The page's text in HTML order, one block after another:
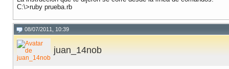
C:\>ruby prueba.rb
08/07/2011, 10:39
juan_14nob